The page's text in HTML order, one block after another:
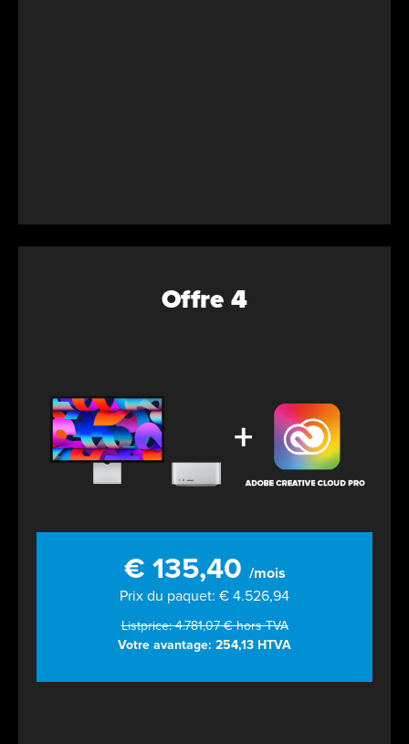
Offre 4
€ 135,40 /mois
Prix du paquet: € 4.526,94
Listprice: 4.781,07 € hors TVA
Votre avantage: 254,13 HTVA